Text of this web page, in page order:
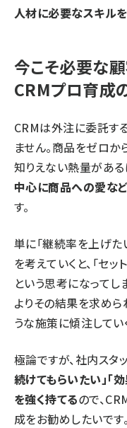
人材に必要なスキル
今こそ必要な
CRMプロ育成
CRMは外注に委託す
ません。商品をゼロ
知りえない熱量がある
中心に商品への愛な
す。
単に「継続率を上げた
を考えていくと、「セ
という思考になってし
よりその結果を求めら
うな施策に傾注してい
極論ですが、社内スタ
続けてもらいたい」「
を強く持てるので、
成をお勧めしたいです。